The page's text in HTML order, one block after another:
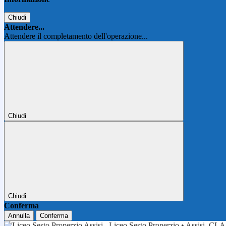
Chiudi
Attendere...
Attendere il completamento dell'operazione...
Chiudi
Chiudi
Conferma
Annulla Conferma